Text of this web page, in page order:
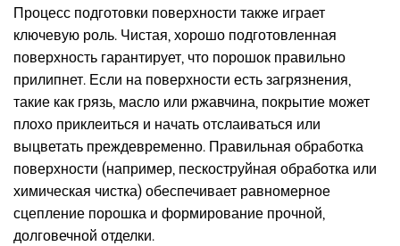
Процесс подготовки поверхности также играет
ключевую роль. Чистая, хорошо подготовленная
поверхность гарантирует, что порошок правильно
прилипнет. Если на поверхности есть загрязнения,
такие как грязь, масло или ржавчина, покрытие может
плохо приклеиться и начать отслаиваться или
выцветать преждевременно. Правильная обработка
поверхности (например, пескоструйная обработка или
химическая чистка) обеспечивает равномерное
сцепление порошка и формирование прочной,
долговечной отделки.